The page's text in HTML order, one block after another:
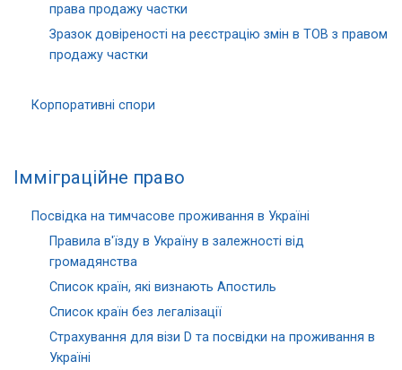
права продажу частки
Зразок довіреності на реєстрацію змін в ТОВ з правом
продажу частки
Корпоративні спори
Імміграційне право
Посвідка на тимчасове проживання в Україні
Правила в'їзду в Україну в залежності від
громадянства
Список країн, які визнають Апостиль
Список країн без легалізації
Страхування для візи D та посвідки на проживання в
Україні